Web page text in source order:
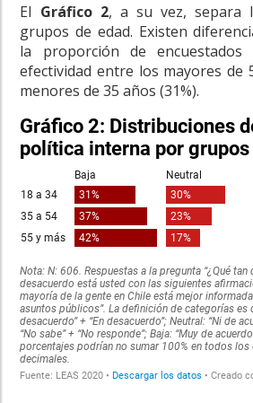
El Gráfico 2, a su vez, separa
grupos de edad. Existen
la proporción de
efectividad entre los mayores de
menores de 35 años (31%).